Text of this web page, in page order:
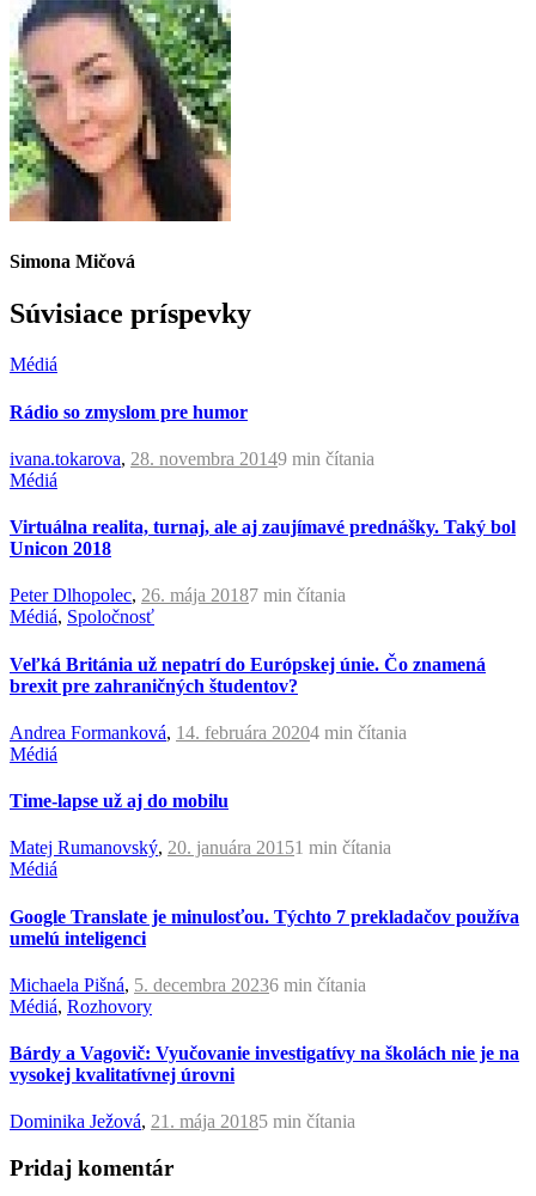
Simona Mičová
Súvisiace príspevky
Médiá
Rádio so zmyslom pre humor
ivana.tokarova, 28. novembra 20149 min čítania
Médiá
Virtuálna realita, turnaj, ale aj zaujímavé prednášky. Taký bol
Unicon 2018
Peter Dlhopolec, 26. mája 20187 min čítania
Médiá, Spoločnosť
Veľká Británia už nepatrí do Európskej únie. Čo znamená
brexit pre zahraničných študentov?
Andrea Formanková, 14. februára 20204 min čítania
Médiá
Time-lapse už aj do mobilu
Matej Rumanovský, 20. januára 20151 min čítania
Médiá
Google Translate je minulosťou. Týchto 7 prekladačov používa
umelú inteligenci
Michaela Pišná, 5. decembra 20236 min čítania
Médiá, Rozhovory
Bárdy a Vagovič: Vyučovanie investigatívy na školách nie je na
vysokej kvalitatívnej úrovni
Dominika Ježová, 21. mája 20185 min čítania
Pridaj komentár